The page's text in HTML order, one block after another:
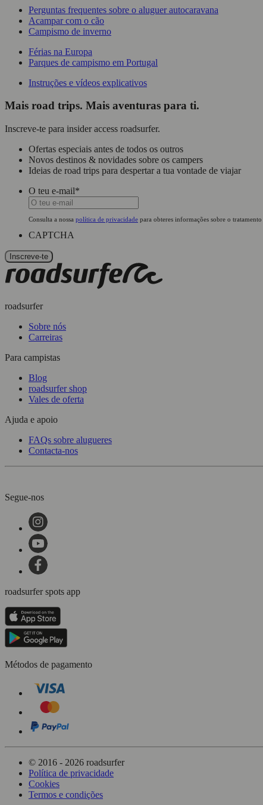
Perguntas frequentes sobre o aluguer autocaravana
Acampar com o cão
Campismo de inverno
Férias na Europa
Parques de campismo em Portugal
Instruções e vídeos explicativos
Mais road trips. Mais aventuras para ti.
Inscreve-te para insider access roadsurfer.
Ofertas especiais antes de todos os outros
Novos destinos & novidades sobre os campers
Ideias de road trips para despertar a tua vontade de viajar
O teu e-mail*
Consulta a nossa política de privacidade para obteres informações sobre o
CAPTCHA
roadsurfer
Sobre nós
Carreiras
Para campistas
Blog
roadsurfer shop
Vales de oferta
Ajuda e apoio
FAQs sobre alugueres
Contacta-nos
Segue-nos
roadsurfer spots app
Métodos de pagamento
© 2016 - 2026 roadsurfer
Política de privacidade
Cookies
Termos e condições